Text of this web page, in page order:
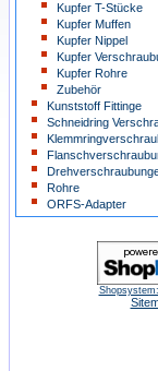
Kupfer T-Stücke
Kupfer Muffen
Kupfer Nippel
Kupfer
Kupfer Rohre
Zubehör
Kunststoff Fittinge
Schneidring
Rohre
ORFS-Adapter